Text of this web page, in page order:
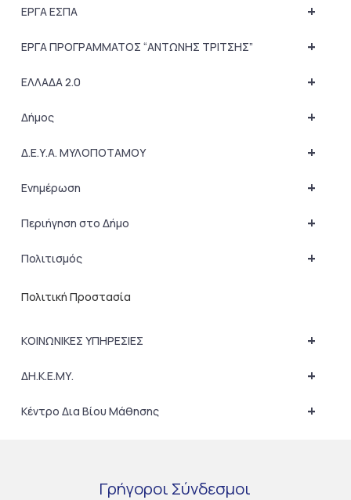
+
ΕΡΓΑ ΕΣΠΑ
+
ΕΡΓΑ ΠΡΟΓΡΑΜΜΑΤΟΣ “ΑΝΤΩΝΗΣ ΤΡΙΤΣΗΣ”
+
ΕΛΛΑΔΑ 2.0
+
Δήμος
+
Δ.Ε.Υ.Α. ΜΥΛΟΠΟΤΑΜΟΥ
+
Ενημέρωση
+
Περιήγηση στο Δήμο
+
Πολιτισμός
Πολιτική Προστασία
+
ΚΟΙΝΩΝΙΚΕΣ ΥΠΗΡΕΣΙΕΣ
+
ΔΗ.Κ.Ε.ΜΥ.
+
Κέντρο Δια Βίου Μάθησης
Γρήγοροι Σύνδεσμοι